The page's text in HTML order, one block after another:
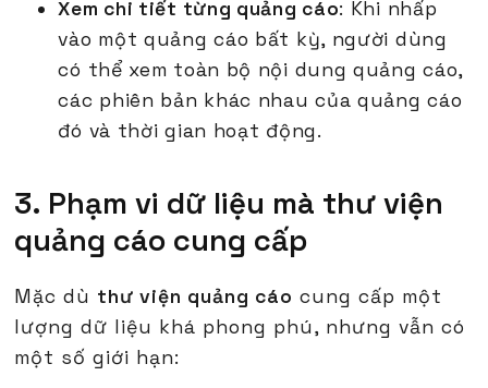
Xem chi tiết từng quảng cáo: Khi nhấp
vào một quảng cáo bất kỳ, người dùng
có thể xem toàn bộ nội dung quảng cáo,
các phiên bản khác nhau của quảng cáo
đó và thời gian hoạt động.
3. Phạm vi dữ liệu mà thư viện
quảng cáo cung cấp
Mặc dù thư viện quảng cáo cung cấp một
lượng dữ liệu khá phong phú, nhưng vẫn có
một số giới hạn: